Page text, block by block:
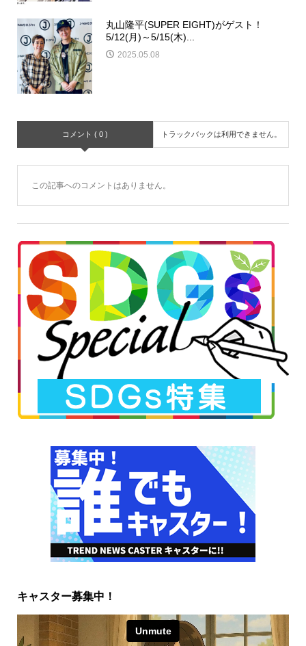
丸山隆平(SUPER EIGHT)がゲスト！
5/12(月)～5/15(木)...
2025.05.08
コメント ( 0 ) トラックバックは利用できません。
この記事へのコメントはありません。
キャスター募集中！